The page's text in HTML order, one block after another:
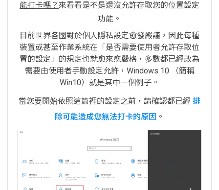
能打卡嗎？ 來看看是不是還沒允許存取您的位置設定
功能。
目前世界各國對於個人隱私設定愈發嚴謹，因此每種
裝置或甚至作業系統在「是否需要使用者允許存取位
置的設定」的規定也就愈來愈嚴格，多數都已經改為
需要由使用者手動設定允許，Windows 10 （簡稱
Win10）就是其中一個例子。
當您要開始依照這篇裡的設定之前，請確認都已經 排
除可能造成您無法打卡的原因 。